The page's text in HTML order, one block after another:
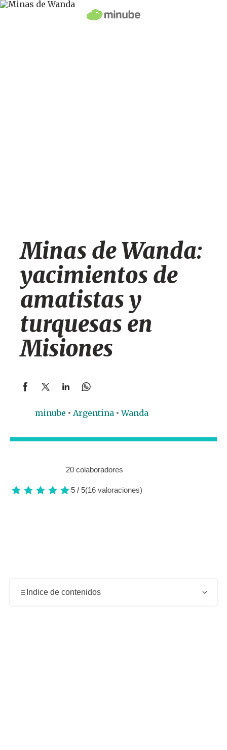
Minas de Wanda:
yacimientos de
amatistas y
turquesas en
Misiones
minube Argentina Wanda
20 colaboradores
5 / 5(16 valoraciones)
Índice de contenidos